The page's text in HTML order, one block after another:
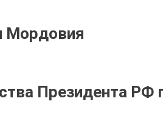
Мордовия
Президента РФ